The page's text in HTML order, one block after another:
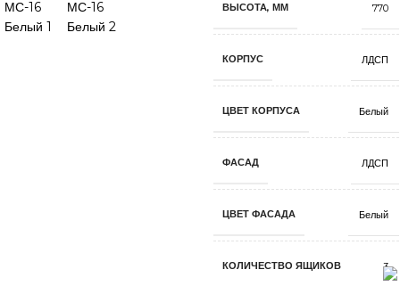
ВЫСОТА, ММ 770
КОРПУС ЛДСП
ЦВЕТ КОРПУСА Белый
ФАСАД ЛДСП
ЦВЕТ ФАСАДА Белый
КОЛИЧЕСТВО ЯЩИКОВ 3